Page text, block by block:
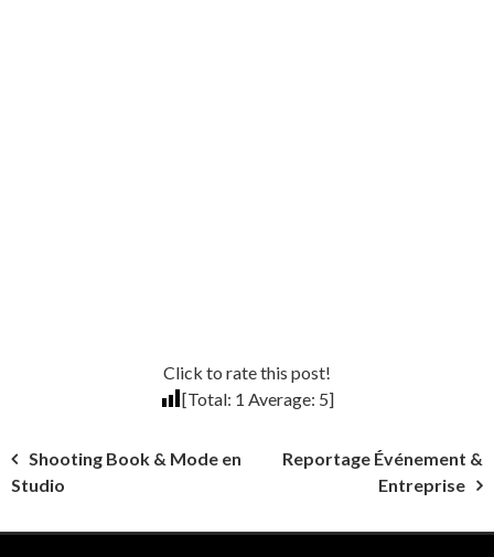
Click to rate this post!
[Total: 1 Average: 5]
Navigation
Shooting Book & Mode en
Studio
Reportage Événement &
Entreprise